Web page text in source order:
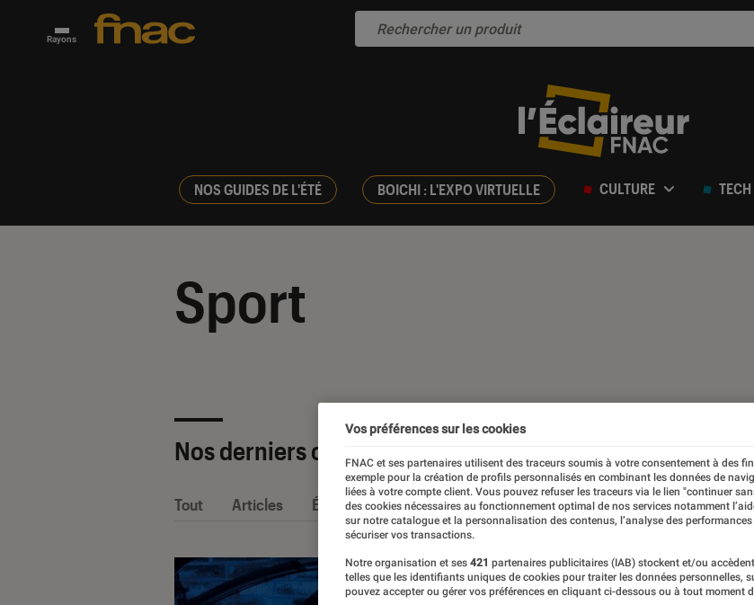
Rayons
NOS GUIDES DE L'ÉTÉ BOICHI : L'EXPO VIRTUELLE CULTURE TECH
Sport
Nos derniers contenus
Tout Articles Événéments Sélections et guides Tests
Vos préférences sur les cookies
FNAC et ses partenaires utilisent des traceurs soumis à votre consentement à des
exemple pour la création de profils personnalisés en combinant les données de
liées à votre compte client. Vous pouvez refuser les traceurs via le lien "continuer
des cookies nécessaires au fonctionnement optimal de nos services notamment
sur notre catalogue et la personnalisation des contenus, l’analyse des
sécuriser vos transactions.
Notre organisation et ses 421 partenaires publicitaires (IAB) stockent et/ou
telles que les identifiants uniques de cookies pour traiter les données personnelles,
pouvez accepter ou gérer vos préférences en cliquant ci-dessous ou à tout moment